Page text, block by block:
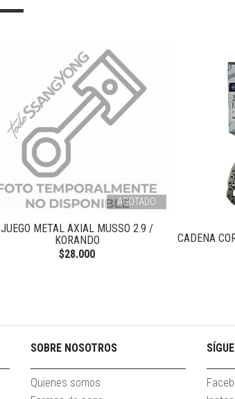
AGOTADO
JUEGO METAL AXIAL MUSSO 2.9 /
KORANDO
$28.000
CADENA
SOBRE NOSOTROS
Quienes somos